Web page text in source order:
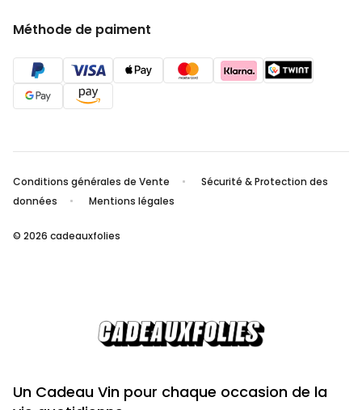
Méthode de paiment
Conditions générales de Vente
Sécurité & Protection des
données
Mentions légales
© 2026 cadeauxfolies
Un Cadeau Vin pour chaque occasion de la